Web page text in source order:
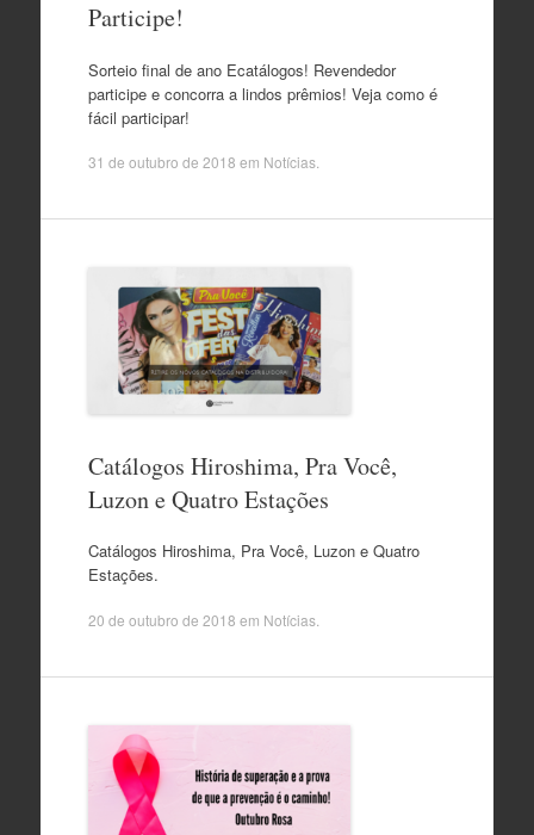
Participe!
Sorteio final de ano Ecatálogos! Revendedor
participe e concorra a lindos prêmios! Veja como é
fácil participar!
31 de outubro de 2018 em Notícias.
Catálogos Hiroshima, Pra Você,
Luzon e Quatro Estações
Catálogos Hiroshima, Pra Você, Luzon e Quatro
Estações.
20 de outubro de 2018 em Notícias.